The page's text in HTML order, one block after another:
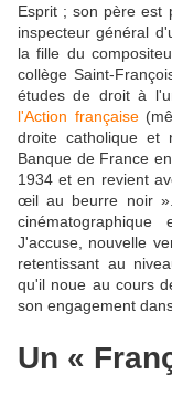
Esprit ; son père est
inspecteur général
la fille du
collège Saint-
études de droit à
l'Action française
droite catholique et
Banque de France
1934 et en revient
œil au beurre noir
J'accuse, nouvelle
retentissant au
qu'il noue au cours
son engagement
Un «